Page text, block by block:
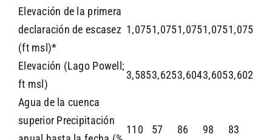
Elevación de la primera
declaración de escasez
(ft msl)*
1,0751,0751,0751,0751,075
Elevación (Lago Powell;
ft msl)
3,5853,6253,6043,6053,602
Agua de la cuenca
superior Precipitación
110 57 86 98 83